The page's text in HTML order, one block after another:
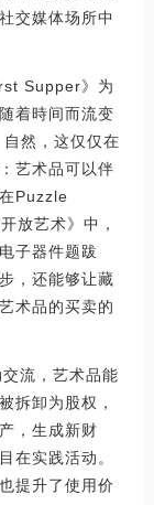
交媒体场所中
Supper》为
着時间而流变
然，这仅仅在
艺术品可以伴
Puzzle
放艺术》中，
子器件题跋
，还能够让藏
术品的买卖的
流，艺术品能
拆卸为股权，
，生成新财
在实践活动。
提升了使用价